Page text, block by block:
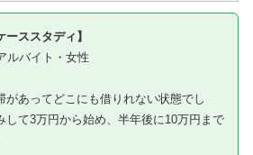
ーススタディ】
ルバイト・女性
があってどこにも借りれない状態でし
して3万円から始め、半年後に10万円まで